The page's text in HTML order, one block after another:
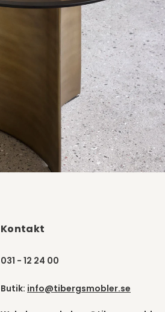
Kontakt
031 - 12 24 00
Butik: info@tibergsmobler.se